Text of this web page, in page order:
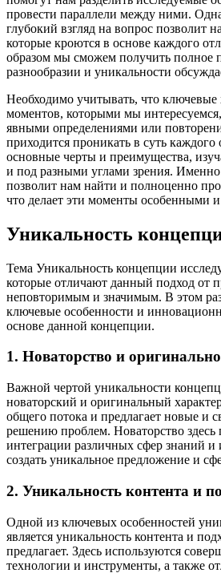
провести параллели между ними.
глубокий взгляд на вопрос позволит
которые кроются в основе каждого
образом мы сможем получить полное
разнообразии и уникальности
Необходимо учитывать, что ключевые
моментов, которыми мы
явными определениями или
приходится проникать в суть каждого
основные черты и преимущества,
и под разными углами зрения. Именно
позволит нам найти и полноценно
что делает эти моменты особенными
Уникальность
Тема Уникальность концепции
которые отличают данный подход от
неповторимым и значимым. В этом
ключевые особенности и
основе данной концепции.
1. Новаторство и
Важной чертой уникальности
новаторский и оригинальный
общего потока и предлагает новые и
решению проблем. Новаторство здесь
интеграции различных сфер знаний и
создать уникальное предложение и
2. Уникальность контента и
Одной из ключевых особенностей
является уникальность контента и
предлагает. Здесь используются
технологии и инструменты, а также